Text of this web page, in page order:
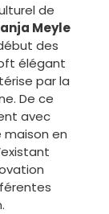
de
Meyle
des
élégant
par la
De ce
avec
en